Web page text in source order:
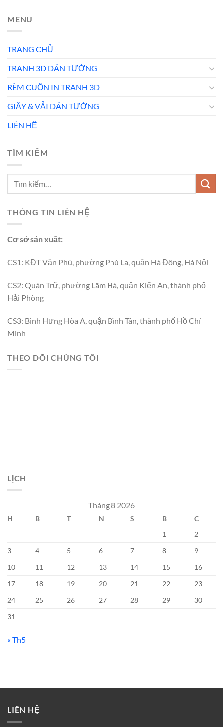
MENU
TRANG CHỦ
TRANH 3D DÁN TƯỜNG
RÈM CUỐN IN TRANH 3D
GIẤY & VẢI DÁN TƯỜNG
LIÊN HỆ
TÌM KIẾM
THÔNG TIN LIÊN HỆ
Cơ sở sản xuất:
CS1: KĐT Văn Phú, phường Phú La, quận Hà Đông, Hà Nội
CS2: Quán Trữ, phường Lãm Hà, quận Kiến An, thành phố
Hải Phòng
CS3: Bình Hưng Hòa A, quận Bình Tân, thành phố Hồ Chí
Minh
THEO DÕI CHÚNG TÔI
LỊCH
Tháng 8 2026
H B T N S B
C
1
2
3
4 5 6 7 8
9
10
11 12 13 14 15
16
17
18 19 20 21 22
23
24
25 26 27 28 29
30
31
« Th5
LIÊN HỆ